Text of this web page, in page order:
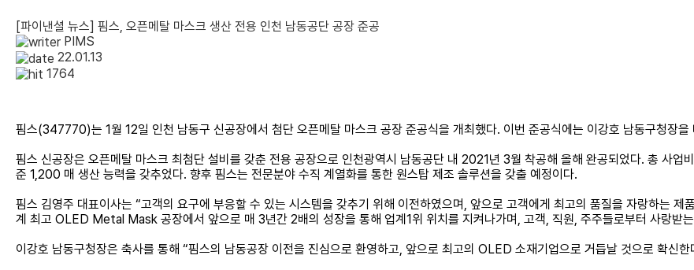
[파이낸셜 뉴스] 핌스, 오픈메탈 마스크 생산 전용 인천 남동공단 공장 준공
PIMS
22.01.13
1764
핌스(347770)는 1월 12일 인천 남동구 신공장에서 첨단 오픈메탈 마스크 공장 준공식을 개최했다. 이번 준공식에는 이강호 남동구청장
핌스 신공장은 오픈메탈 마스크 최첨단 설비를 갖춘 전용 공장으로 인천광역시 남동공단 내 2021년 3월 착공해 올해 완공되었다. 총 사
준 1,200 매 생산 능력을 갖추었다. 향후 핌스는 전문분야 수직 계열화를 통한 원스탑 제조 솔루션을 갖출 예정이다.
핌스 김영주 대표이사는 “고객의 요구에 부응할 수 있는 시스템을 갖추기 위해 이전하였으며, 앞으로 고객에게 최고의 품질을 자랑하는
계 최고 OLED Metal Mask 공장에서 앞으로 매 3년간 2배의 성장을 통해 업계1위 위치를 지켜나가며, 고객, 직원, 주주들로부터 사랑받
이강호 남동구청장은 축사를 통해 “핌스의 남동공장 이전을 진심으로 환영하고, 앞으로 최고의 OLED 소재기업으로 거듭날 것으로 확신한